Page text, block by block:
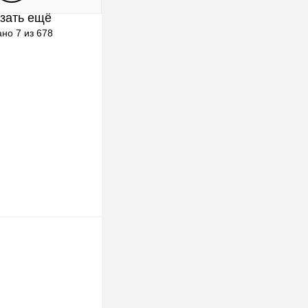
К сравнению
ещё
7 из 678